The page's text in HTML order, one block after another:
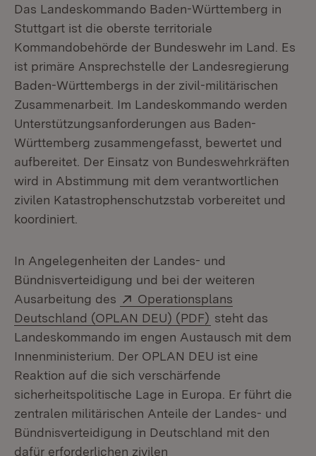
Das Landeskommando Baden-Württemberg in
Stuttgart ist die oberste territoriale
Kommandobehörde der Bundeswehr im Land. Es
ist primäre Ansprechstelle der Landesregierung
Baden-Württembergs in der zivil-militärischen
Zusammenarbeit. Im Landeskommando werden
Unterstützungsanforderungen aus Baden-
Württemberg zusammengefasst, bewertet und
aufbereitet. Der Einsatz von Bundeswehrkräften
wird in Abstimmung mit dem verantwortlichen
zivilen Katastrophenschutzstab vorbereitet und
koordiniert.
In Angelegenheiten der Landes- und
Bündnisverteidigung und bei der weiteren
Ausarbeitung des
Extern:
Operationsplans
Deutschland (OPLAN DEU) (PDF) (Öffnet in neuem
steht das
Landeskommando im engen Austausch mit dem
Innenministerium. Der OPLAN DEU ist eine
Reaktion auf die sich verschärfende
sicherheitspolitische Lage in Europa. Er führt die
zentralen militärischen Anteile der Landes- und
Bündnisverteidigung in Deutschland mit den
dafür erforderlichen zivilen